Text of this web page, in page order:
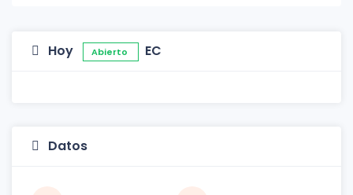
Hoy Abierto EC
Datos